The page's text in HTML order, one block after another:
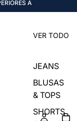
A
VER TODO
JEANS
BLUSAS
& TOPS
SHORTS